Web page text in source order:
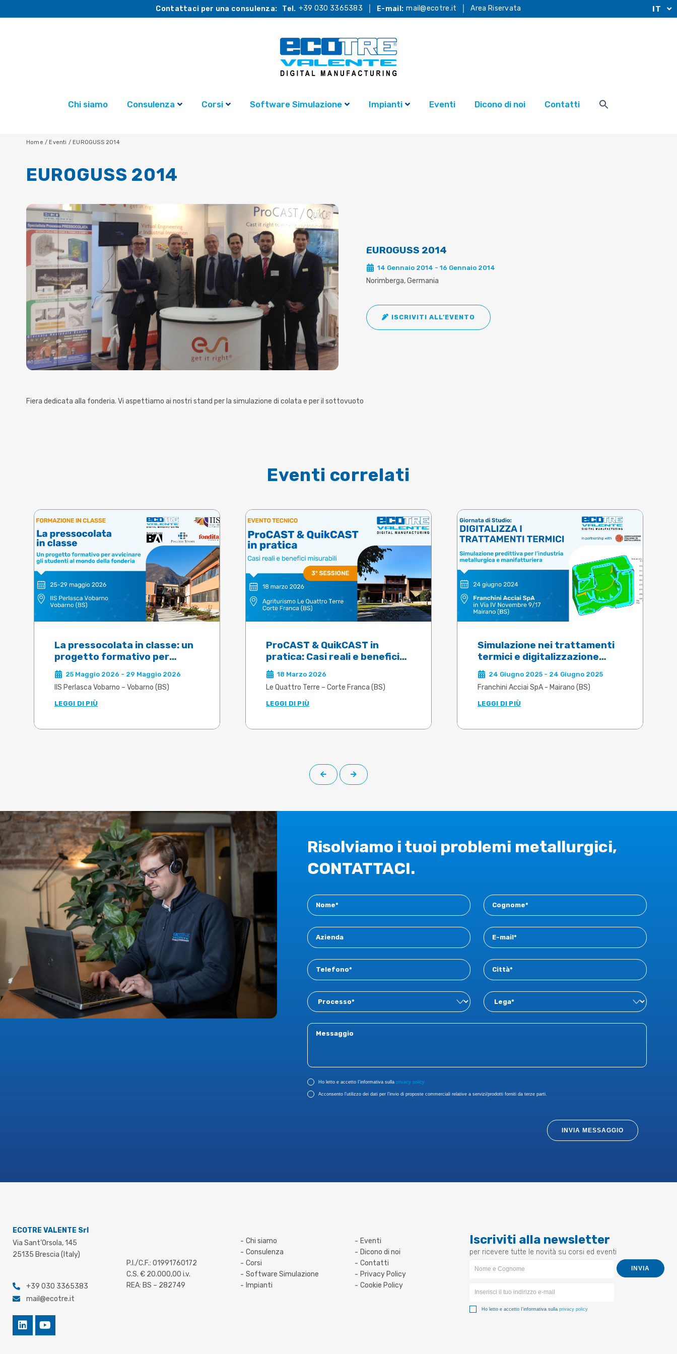
Contattaci per una consulenza: Tel. +39 030 3365383 E-mail: mail@ecotre.it Area Riservata IT
Chi siamo Consulenza Corsi Software Simulazione Impianti Eventi Dicono di noi Contatti
Home / Eventi / EUROGUSS 2014
EUROGUSS 2014
EUROGUSS 2014
14 Gennaio 2014 - 16 Gennaio 2014
Norimberga, Germania
ISCRIVITI ALL’EVENTO
Fiera dedicata alla fonderia. Vi aspettiamo ai nostri stand per la simulazione di colata e per il sottovuoto
Eventi correlati
La pressocolata in classe: un
progetto formativo per
avvicinare gli studenti al
mondo della fonderia
25 Maggio 2026 - 29 Maggio 2026
IIS Perlasca Vobarno – Vobarno (BS)
LEGGI DI PIÙ
ProCAST & QuikCAST in
pratica: Casi reali e benefici
misurabili
18 Marzo 2026
Le Quattro Terre – Corte Franca (BS)
LEGGI DI PIÙ
Simulazione nei trattamenti
termici e digitalizzazione
della filiera produttiva
24 Giugno 2025 - 24 Giugno 2025
Franchini Acciai SpA - Mairano (BS)
LEGGI DI PIÙ
Risolviamo i tuoi problemi metallurgici,
CONTATTACI.
Contact
New
Ho letto e accetto I'informativa sulla privacy policy
Acconsento l’utilizzo dei dati per l’invio di proposte commerciali relative a servizi/prodotti forniti da terze parti.
INVIA MESSAGGIO
ECOTRE VALENTE Srl
Via Sant’Orsola, 145
25135 Brescia (Italy)
+39 030 3365383
mail@ecotre.it
P.I./C.F.: 01991760172
C.S. € 20.000,00 i.v.
REA: BS – 282749
Chi siamo
Consulenza
Corsi
Software Simulazione
Impianti
Eventi
Dicono di noi
Contatti
Privacy Policy
Cookie Policy
Iscriviti alla newsletter
per ricevere tutte le novità su corsi ed eventi
Ho letto e accetto I'informativa sulla privacy policy
INVIA